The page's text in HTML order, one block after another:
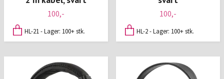
100,-
HL-21 - Lager: 100+ stk.
100,-
HL-2 - Lager: 100+ stk.